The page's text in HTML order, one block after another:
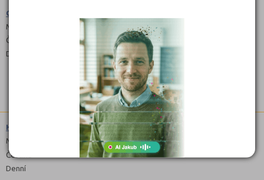
Gastronomie (6541L51)
Maturitní
Čeština
Denní, Dálkové
Hotelnictví (6542M01)
Maturitní
Čeština
Denní